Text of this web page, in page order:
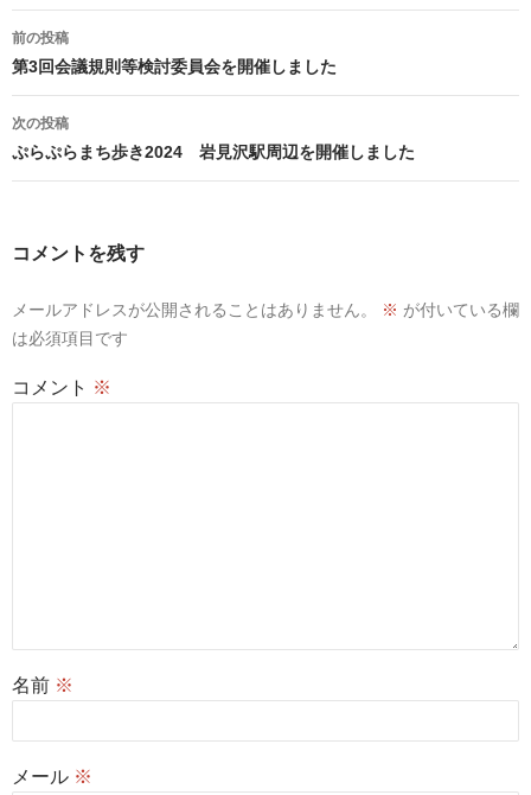
稿
ビ
ゲ
ー
ョ
前の投稿
第3回会議規則等検討委員会を開催しました
次の投稿
ぷらぷらまち歩き2024 岩見沢駅周辺を開催しました
コメントを残す
メールアドレスが公開されることはありません。 ※ が付いている欄
は必須項目です
コメント ※
名前 ※
メール ※